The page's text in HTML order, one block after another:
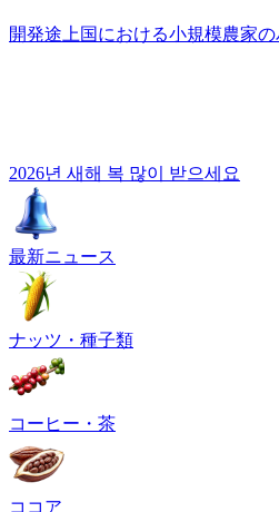
開発途上国における小規模農家
2026년 새해 복 많이 받으세요
最新ニュース
ナッツ・種子類
コーヒー・茶
ココア